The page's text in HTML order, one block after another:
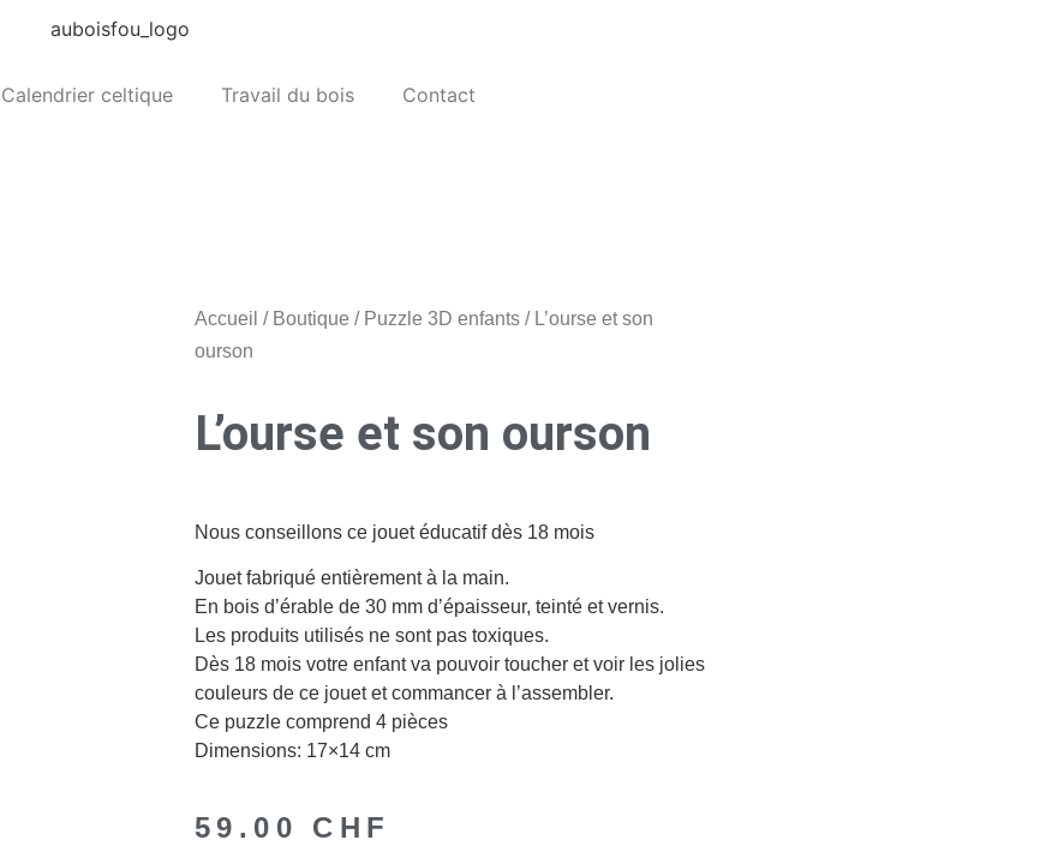
Calendrier celtique Travail du bois Contact
Accueil / Boutique / Puzzle 3D enfants / L’ourse et son
ourson
L’ourse et son ourson
Nous conseillons ce jouet éducatif dès 18 mois
Jouet fabriqué entièrement à la main.
En bois d’érable de 30 mm d’épaisseur, teinté et vernis.
Les produits utilisés ne sont pas toxiques.
Dès 18 mois votre enfant va pouvoir toucher et voir les jolies
couleurs de ce jouet et commancer à l’assembler.
Ce puzzle comprend 4 pièces
Dimensions: 17×14 cm
59.00 CHF